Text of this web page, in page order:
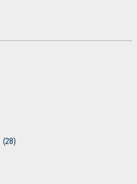
(28)